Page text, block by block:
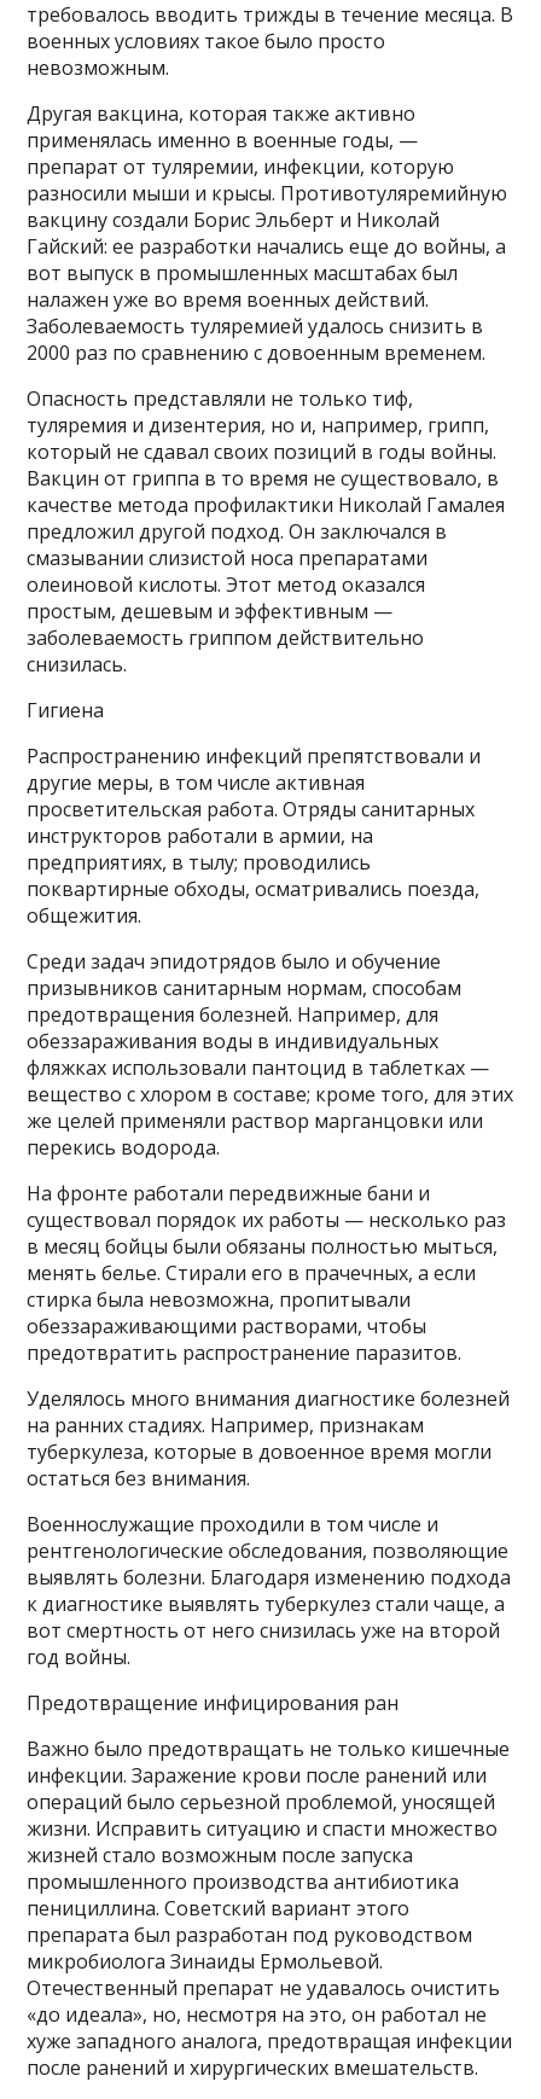
требовалось вводить трижды в течение месяца. В
военных условиях такое было просто
невозможным.
Другая вакцина, которая также активно
применялась именно в военные годы, —
препарат от туляремии, инфекции, которую
разносили мыши и крысы. Противотуляремийную
вакцину создали Борис Эльберт и Николай
Гайский: ее разработки начались еще до войны, а
вот выпуск в промышленных масштабах был
налажен уже во время военных действий.
Заболеваемость туляремией удалось снизить в
2000 раз по сравнению с довоенным временем.
Опасность представляли не только тиф,
туляремия и дизентерия, но и, например, грипп,
который не сдавал своих позиций в годы войны.
Вакцин от гриппа в то время не существовало, в
качестве метода профилактики Николай Гамалея
предложил другой подход. Он заключался в
смазывании слизистой носа препаратами
олеиновой кислоты. Этот метод оказался
простым, дешевым и эффективным —
заболеваемость гриппом действительно
снизилась.
Гигиена
Распространению инфекций препятствовали и
другие меры, в том числе активная
просветительская работа. Отряды санитарных
инструкторов работали в армии, на
предприятиях, в тылу; проводились
поквартирные обходы, осматривались поезда,
общежития.
Среди задач эпидотрядов было и обучение
призывников санитарным нормам, способам
предотвращения болезней. Например, для
обеззараживания воды в индивидуальных
фляжках использовали пантоцид в таблетках —
вещество с хлором в составе; кроме того, для этих
же целей применяли раствор марганцовки или
перекись водорода.
На фронте работали передвижные бани и
существовал порядок их работы — несколько раз
в месяц бойцы были обязаны полностью мыться,
менять белье. Стирали его в прачечных, а если
стирка была невозможна, пропитывали
обеззараживающими растворами, чтобы
предотвратить распространение паразитов.
Уделялось много внимания диагностике болезней
на ранних стадиях. Например, признакам
туберкулеза, которые в довоенное время могли
остаться без внимания.
Военнослужащие проходили в том числе и
рентгенологические обследования, позволяющие
выявлять болезни. Благодаря изменению подхода
к диагностике выявлять туберкулез стали чаще, а
вот смертность от него снизилась уже на второй
год войны.
Предотвращение инфицирования ран
Важно было предотвращать не только кишечные
инфекции. Заражение крови после ранений или
операций было серьезной проблемой, уносящей
жизни. Исправить ситуацию и спасти множество
жизней стало возможным после запуска
промышленного производства антибиотика
пенициллина. Советский вариант этого
препарата был разработан под руководством
микробиолога Зинаиды Ермольевой.
Отечественный препарат не удавалось очистить
«до идеала», но, несмотря на это, он работал не
хуже западного аналога, предотвращая инфекции
после ранений и хирургических вмешательств.